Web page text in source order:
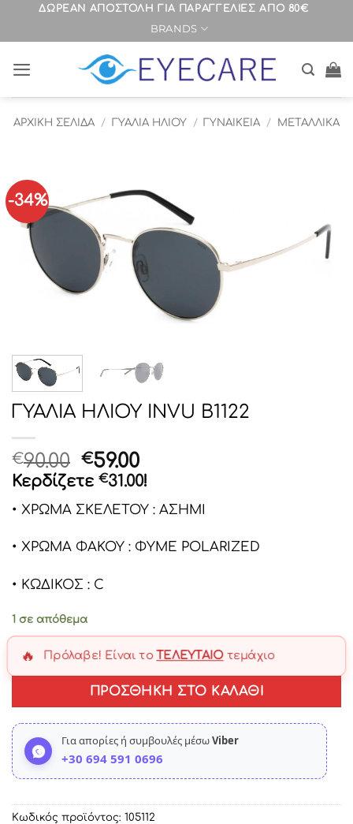
ΜετάβασηΔΩΡΕΑΝ ΑΠΟΣΤΟΛΗ ΓΙΑ ΠΑΡΑΓΓΕΛΙΕΣ ΑΠΟ 80€
BRANDS
ΑΡΧΙΚΉ ΣΕΛΊΔΑ / ΓΥΑΛΙΑ ΗΛΙΟΥ / ΓΥΝΑΙΚΕΙΑ / ΜΕΤΑΛΛΙΚΑ
-34%
ΓΥΑΛΙΑ ΗΛΙΟΥ INVU B1122
€90.00 Original
price
was:
€90.00.
€59.00Η
τρέχουσα
τιμή
είναι:
€59.00.
Κερδίζετε €31.00!
• ΧΡΩΜΑ ΣΚΕΛΕΤΟΥ : ΑΣΗΜΙ
• ΧΡΩΜΑ ΦΑΚΟΥ : ΦΥΜΕ POLARIZED
• ΚΩΔΙΚΟΣ : C
1 σε απόθεμα
🔥 Πρόλαβε! Είναι τοΤΕΛΕΥΤΑΊΟτεμάχιο
ΠΡΟΣΘΉΚΗ ΣΤΟ ΚΑΛΆΘΙ
Για απορίες ή συμβουλές μέσωViber
+30 694 591 0696
Κωδικός προϊόντος: 105112